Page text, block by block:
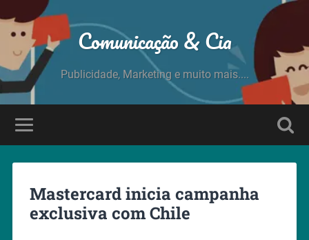
Comunicação & Cia
Publicidade, Marketing e muito mais....
Mastercard inicia campanha
exclusiva com Chile